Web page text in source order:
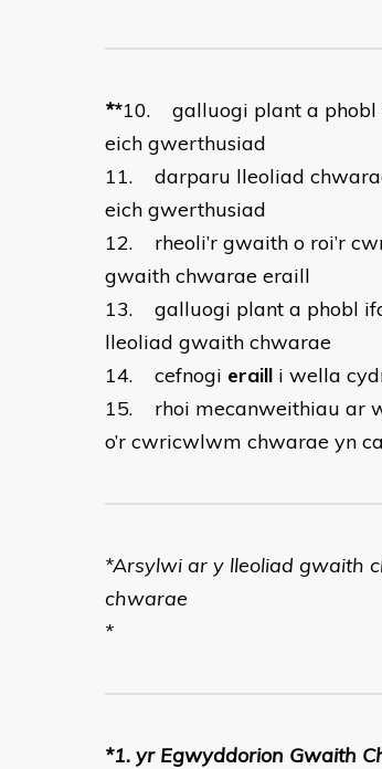
**10. galluogi plant a phobl
eich gwerthusiad
11. darparu lleoliad
eich gwerthusiad
12. rheoli’r gwaith o roi’r
gwaith chwarae eraill
13. galluogi plant a phobl
lleoliad gwaith chwarae
14. cefnogi eraill i wella
15. rhoi mecanweithiau ar
o’r cwricwlwm chwarae yn
*​Arsylwi ar y lleoliad gwaith
chwarae
*
*1. yr Egwyddorion Gwaith